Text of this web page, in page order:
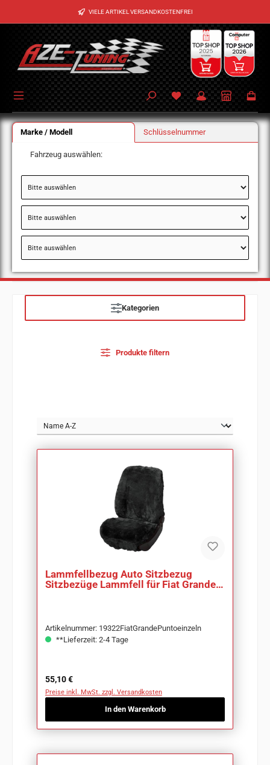
Zum Hauptinhalt springen VIELE ARTIKEL VERSANDKOSTENFREI
Marke / Modell Schlüsselnummer
Fahrzeug auswählen:
Kategorien
Produkte filtern
Lammfellbezug Auto Sitzbezug
Sitzbezüge Lammfell für Fiat Grande
Artikelnummer: 19322FiatGrandePuntoeinzeln
**Lieferzeit: 2-4 Tage
Regulärer Preis:
55,10 €
Preise inkl. MwSt. zzgl. Versandkosten
In den Warenkorb